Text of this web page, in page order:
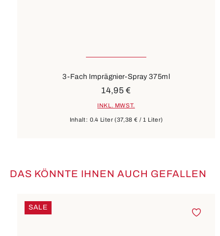
3-Fach Imprägnier-Spray 375ml
Inhalt: 0.4 Liter(37,38 € / 1 Liter)
14,95 €
INKL. MWST.
Produktgalerie überspringen
DAS KÖNNTE IHNEN AUCH GEFALLEN
SALE